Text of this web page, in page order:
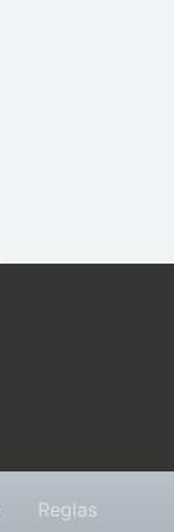
Reglas